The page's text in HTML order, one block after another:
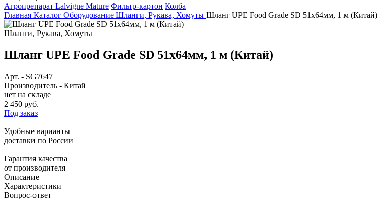
Агропрепарат Lalvigne Mature Фильтр-картон Колба
Главная Каталог Оборудование Шланги, Рукава, Хомуты Шланг UPE Food Grade SD 51x64мм, 1 м (Китай)
Шланги, Рукава, Хомуты
Шланг UPE Food Grade SD 51x64мм, 1 м (Китай)
Арт. - SG7647
Производитель - Китай
нет на складе
2 450 руб.
Под заказ
Удобные варианты
доставки по России
Гарантия качества
от производителя
Описание
Характеристики
Вопрос-ответ